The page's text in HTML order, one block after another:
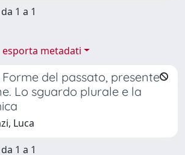
1 a 1
esporta metadati
del passato, presente
Lo sguardo plurale e la
Luca
1 a 1